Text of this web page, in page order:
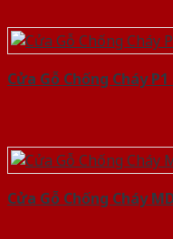
Cửa Gỗ Chống Cháy
Cửa Gỗ Chống Cháy